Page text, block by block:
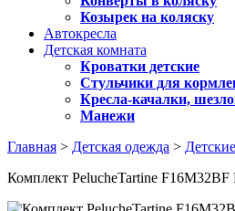
Козырек на коляску
Автокресла
Детская комната
Кроватки детские
Стульчики для
Кресла-качалки,
Манежи
Главная > Детская одежда >
Комплект PelucheTartine F16M32BF